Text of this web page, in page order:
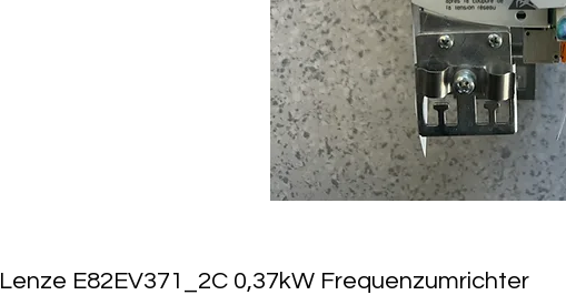
Lenze E82EV371_2C 0,37kW Frequenzumrichter